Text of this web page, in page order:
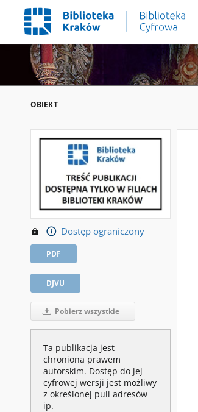
OBIEKT
Dostęp ograniczony
PDF
DJVU
Pobierz wszystkie
Ta publikacja jest
chroniona prawem
autorskim. Dostęp do jej
cyfrowej wersji jest możliwy
z określonej puli adresów
ip.